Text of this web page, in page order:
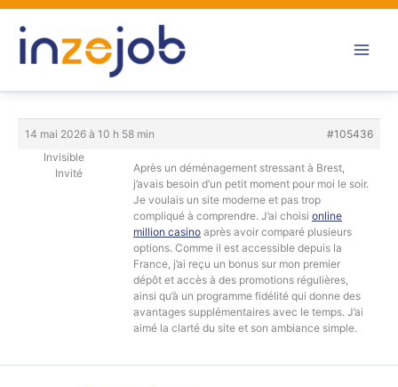
Aller
contenu
14 mai 2026 à 10 h 58 min
#105436
Invisible
Invité
Après un déménagement stressant à Brest,
j’avais besoin d’un petit moment pour moi le soir.
Je voulais un site moderne et pas trop
compliqué à comprendre. J’ai choisi online
million casino après avoir comparé plusieurs
options. Comme il est accessible depuis la
France, j’ai reçu un bonus sur mon premier
dépôt et accès à des promotions régulières,
ainsi qu’à un programme fidélité qui donne des
avantages supplémentaires avec le temps. J’ai
aimé la clarté du site et son ambiance simple.